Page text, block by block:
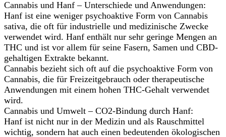
Cannabis und Hanf – Unterschiede und Anwendungen:
Hanf ist eine weniger psychoaktive Form von Cannabis
sativa, die oft für industrielle und medizinische Zwecke
verwendet wird. Hanf enthält nur sehr geringe Mengen an
THC und ist vor allem für seine Fasern, Samen und CBD-
gehaltigen Extrakte bekannt.
Cannabis bezieht sich oft auf die psychoaktive Form von
Cannabis, die für Freizeitgebrauch oder therapeutische
Anwendungen mit einem hohen THC-Gehalt verwendet
wird.
Cannabis und Umwelt – CO2-Bindung durch Hanf:
Hanf ist nicht nur in der Medizin und als Rauschmittel
wichtig, sondern hat auch einen bedeutenden ökologischen